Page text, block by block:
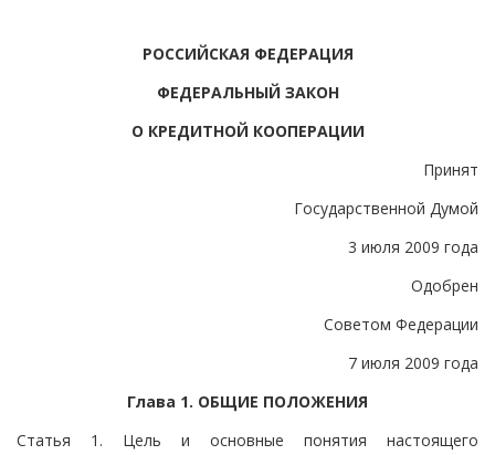
РОССИЙСКАЯ ФЕДЕРАЦИЯ
ФЕДЕРАЛЬНЫЙ ЗАКОН
О КРЕДИТНОЙ КООПЕРАЦИИ
Принят
Государственной Думой
3 июля 2009 года
Одобрен
Советом Федерации
7 июля 2009 года
Глава 1. ОБЩИЕ ПОЛОЖЕНИЯ
Статья 1. Цель и основные понятия настоящего